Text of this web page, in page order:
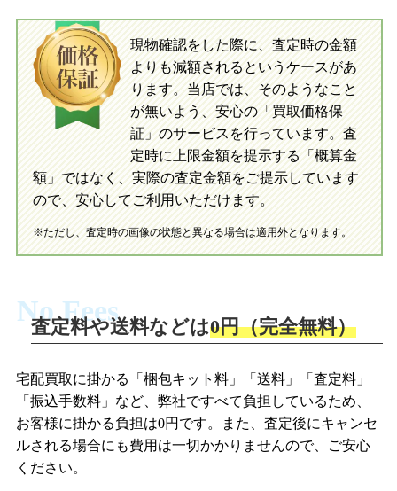
当店に査定したおもちゃがご到着後、ご
指定の口座に即日入金可能です。
買取の流れ 写真の撮影方法
当店に査定したおもちゃがご到着後、ご
指定の口座に即日入金可能です。
初めての方へ LINE査定の流れ 写真の撮影方法
現物確認をした際に、査定時の金額
よりも減額されるというケースがあ
ります。当店では、そのようなこと
が無いよう、安心の「買取価格保
証」のサービスを行っています。査
定時に上限金額を提示する「概算金
額」ではなく、実際の査定金額をご提示しています
ので、安心してご利用いただけます。
※ただし、査定時の画像の状態と異なる場合は適用外となります。
No Fees
査定料や送料などは0円（完全無料）
宅配買取に掛かる「梱包キット料」「送料」「査定料」
「振込手数料」など、弊社ですべて負担しているため、
お客様に掛かる負担は0円です。また、査定後にキャンセ
ルされる場合にも費用は一切かかりませんので、ご安心
ください。